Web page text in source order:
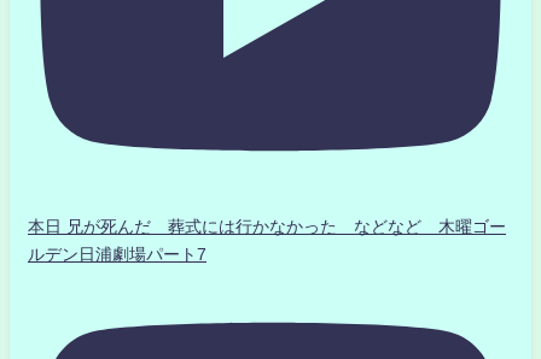
本日 兄が死んだ 葬式には行かなかった などなど 木曜ゴー
ルデン日浦劇場パート7